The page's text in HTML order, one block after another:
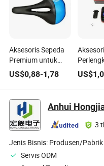
Aksesoris Sepeda
Premium untuk
Sepeda Jalan dan
Sepeda Gunung
US$0,88-1,78
Lampu
US$
3
Jenis Bisnis: Produsen/
Servis ODM